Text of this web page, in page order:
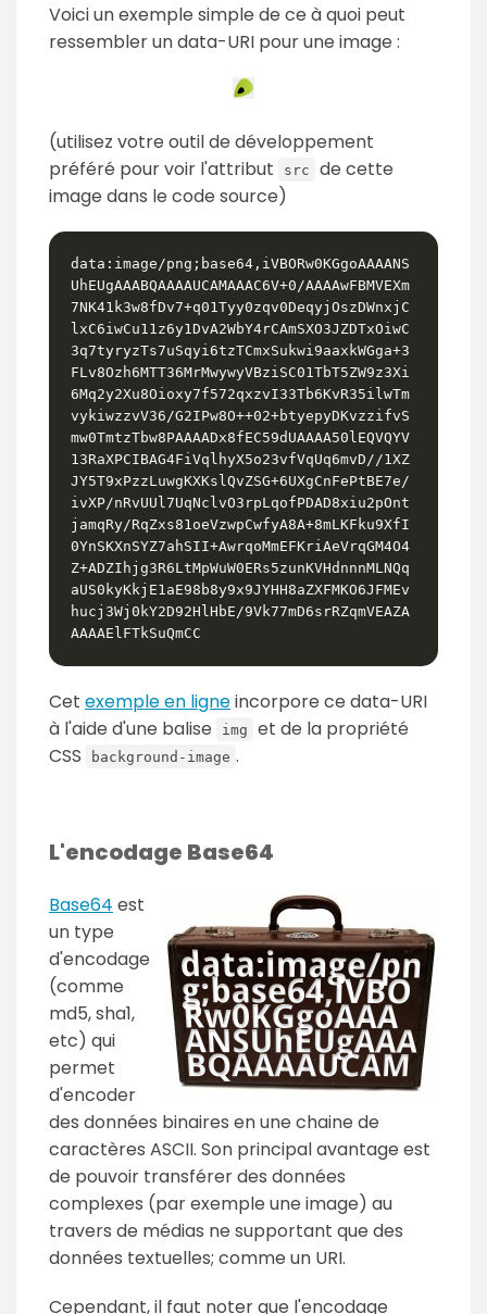
Voici un exemple simple de ce à quoi peut
ressembler un data-URI pour une image :
(utilisez votre outil de développement
préféré pour voir l'attribut
src
de cette
image dans le code source)
data:image/png;base64,iVBORw0KGgoAAAANS
UhEUgAAABQAAAAUCAMAAAC6V+0/AAAAwFBMVEXm
7NK41k3w8fDv7+q01Tyy0zqv0DeqyjOszDWnxjC
lxC6iwCu11z6y1DvA2WbY4rCAmSXO3JZDTxOiwC
3q7tyryzTs7uSqyi6tzTCmxSukwi9aaxkWGga+3
FLv8Ozh6MTT36MrMwywyVBziSC01TbT5ZW9z3Xi
6Mq2y2Xu8Oioxy7f572qxzvI33Tb6KvR35ilwTm
vykiwzzvV36/G2IPw8O++02+btyepyDKvzzifvS
mw0TmtzTbw8PAAAADx8fEC59dUAAAA50lEQVQYV
13RaXPCIBAG4FiVqlhyX5o23vfVqUq6mvD//1XZ
JY5T9xPzzLuwgKXKslQvZSG+6UXgCnFePtBE7e/
ivXP/nRvUUl7UqNclvO3rpLqofPDAD8xiu2pOnt
jamqRy/RqZxs81oeVzwpCwfyA8A+8mLKFku9XfI
0YnSKXnSYZ7ahSII+AwrqoMmEFKriAeVrqGM4O4
Z+ADZIhjg3R6LtMpWuW0ERs5zunKVHdnnnMLNQq
aUS0kyKkjE1aE98b8y9x9JYHH8aZXFMKO6JFMEv
hucj3Wj0kY2D92HlHbE/9Vk77mD6srRZqmVEAZA
AAAAElFTkSuQmCC
Cet exemple en ligneincorpore ce data-URI
à l'aide d'une balise
img
et de la propriété
CSS
background-image .
L'encodage Base64
Base64 est
un type
d'encodage
(comme
md5, sha1,
etc) qui
permet
d'encoder
des données binaires en une chaine de
caractères ASCII. Son principal avantage est
de pouvoir transférer des données
complexes (par exemple une image) au
travers de médias ne supportant que des
données textuelles; comme un URI.
Cependant, il faut noter que l'encodage